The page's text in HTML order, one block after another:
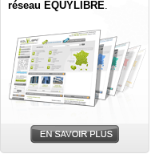
réseau EQUYLIBRE.